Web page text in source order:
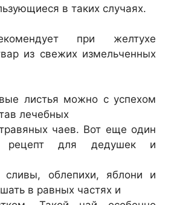
в таких случаях.
при желтухе
из свежих измельченных
листья можно с успехом
лечебных
чаев. Вот еще один
рецепт для дедушек и
сливы, облепихи, яблони и
в равных частях и